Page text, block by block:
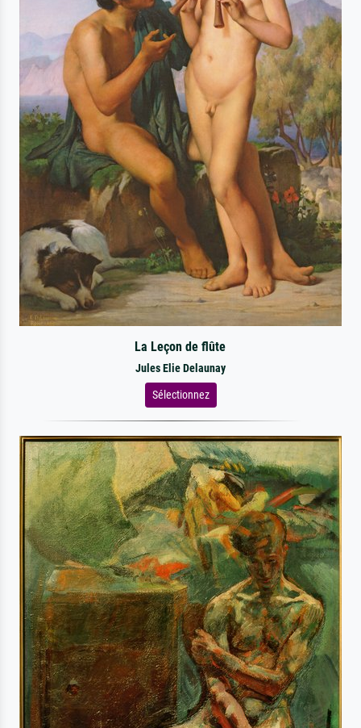
La Leçon de flûte
Jules Elie Delaunay
Sélectionnez